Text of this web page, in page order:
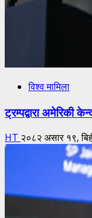
विश्व मामिला
ट्रम्पद्वारा अमेरिकी
HT २०८२ असार १९,